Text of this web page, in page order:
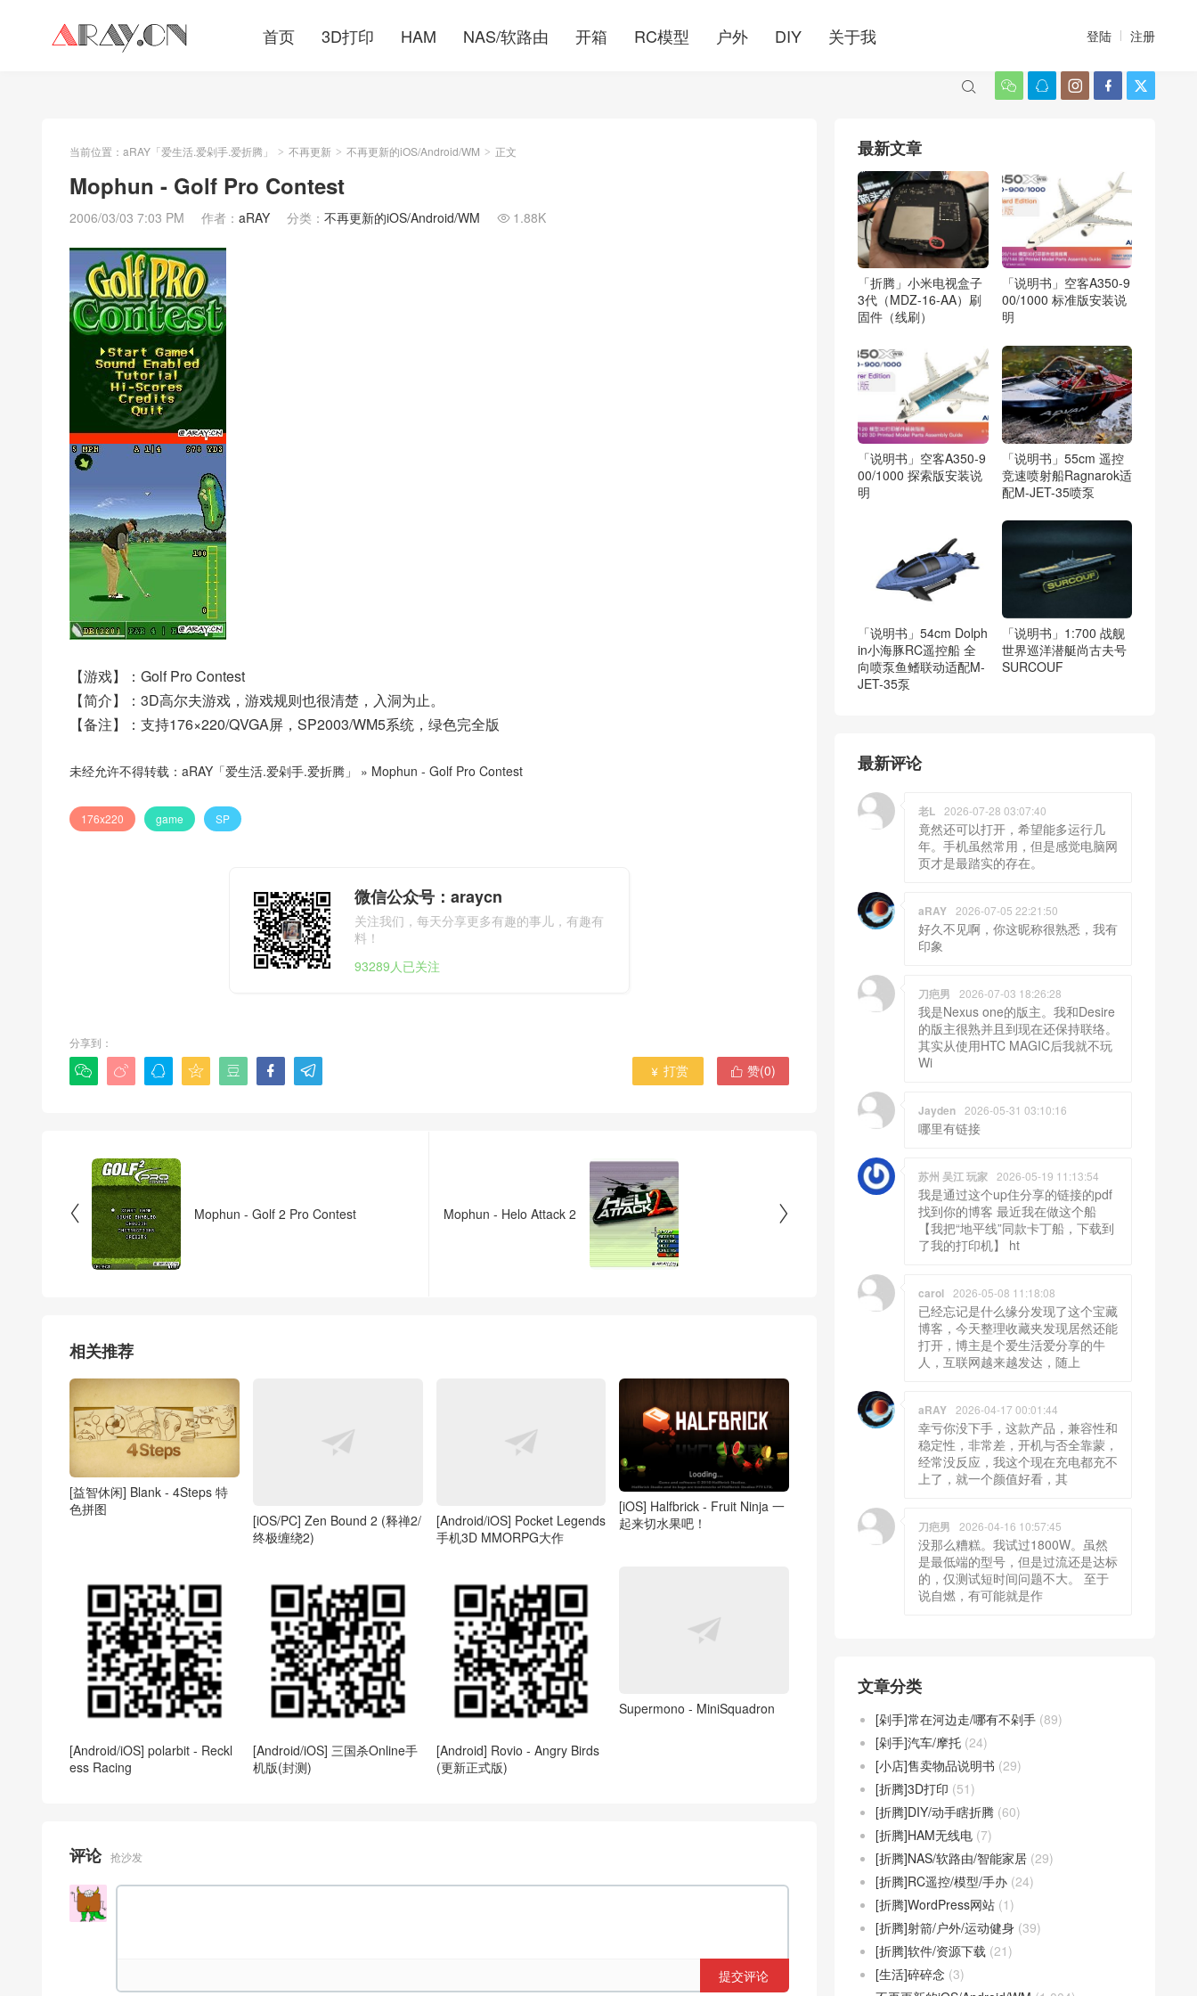
首页 3D打印 HAM NAS/软路由 开箱 RC模型 户外 DIY 关于我 登陆 注册
    

当前位置： aRAY「爱生活.爱剁手.爱折腾」 > 不再更新 > 不再更新的iOS/Android/WM > 正文
Mophun - Golf Pro Contest
2006/03/03 7:03 PM 作者： aRAY 分类： 不再更新的iOS/Android/WM  1.88K
【游戏】：Golf Pro Contest
【简介】：3D高尔夫游戏，游戏规则也很清楚，入洞为止。
【备注】：支持176×220/QVGA屏，SP2003/WM5系统，绿色完全版
未经允许不得转载： aRAY「爱生活.爱剁手.爱折腾」 » Mophun - Golf Pro Contest
176x220 game SP
微信公众号：araycn
关注我们，每天分享更多有趣的事儿，有趣有
料！
93289人已关注
分享到：
        赞(0)
 打赏
 Mophun - Golf 2 Pro Contest 
Mophun - Helo Attack 2
相关推荐
[益智休闲] Blank - 4Steps 特
色拼图
[iOS/PC] Zen Bound 2 (释禅2/
终极缠绕2)
[Android/iOS] Pocket Legends
手机3D MMORPG大作
[iOS] Halfbrick - Fruit Ninja 一
起来切水果吧！
[Android/iOS] polarbit - Reckl
ess Racing
[Android/iOS] 三国杀Online手
机版(封测)
[Android] Rovio - Angry Birds
(更新正式版)
Supermono - MiniSquadron
评论 抢沙发
提交评论
最新文章
「折腾」小米电视盒子
3代（MDZ-16-AA）刷
固件（线刷）
「说明书」空客A350-9
00/1000 标准版安装说
明
「说明书」空客A350-9
00/1000 探索版安装说
明
「说明书」55cm 遥控
竞速喷射船Ragnarok适
配M-JET-35喷泵
「说明书」54cm Dolph
in小海豚RC遥控船 全
向喷泵鱼鳍联动适配M-
JET-35泵
「说明书」1:700 战舰
世界巡洋潜艇尚古夫号
SURCOUF
最新评论
老L 2026-07-28 03:07:40
竟然还可以打开，希望能多运行几
年。手机虽然常用，但是感觉电脑网
页才是最踏实的存在。
aRAY 2026-07-05 22:21:50
好久不见啊，你这昵称很熟悉，我有
印象
刀疤男 2026-07-03 18:26:28
我是Nexus one的版主。我和Desire
的版主很熟并且到现在还保持联络。
其实从使用HTC MAGIC后我就不玩
Wi
Jayden 2026-05-31 03:10:16
哪里有链接
苏州 吴江 玩家 2026-05-19 11:13:54
我是通过这个up住分享的链接的pdf
找到你的博客 最近我在做这个船
【我把“地平线”同款卡丁船，下载到
了我的打印机】 ht
carol 2026-05-08 11:18:08
已经忘记是什么缘分发现了这个宝藏
博客，今天整理收藏夹发现居然还能
打开，博主是个爱生活爱分享的牛
人，互联网越来越发达，随上
aRAY 2026-04-17 00:01:44
幸亏你没下手，这款产品，兼容性和
稳定性，非常差，开机与否全靠蒙，
经常没反应，我这个现在充电都充不
上了，就一个颜值好看，其
刀疤男 2026-04-16 10:57:45
没那么糟糕。我试过1800W。虽然
是最低端的型号，但是过流还是达标
的，仅测试短时间问题不大。 至于
说自燃，有可能就是作
文章分类
[剁手]常在河边走/哪有不剁手 (89)
[剁手]汽车/摩托 (24)
[小店]售卖物品说明书 (29)
[折腾]3D打印 (51)
[折腾]DIY/动手瞎折腾 (60)
[折腾]HAM无线电 (7)
[折腾]NAS/软路由/智能家居 (29)
[折腾]RC遥控/模型/手办 (24)
[折腾]WordPress网站 (1)
[折腾]射箭/户外/运动健身 (39)
[折腾]软件/资源下载 (21)
[生活]碎碎念 (3)